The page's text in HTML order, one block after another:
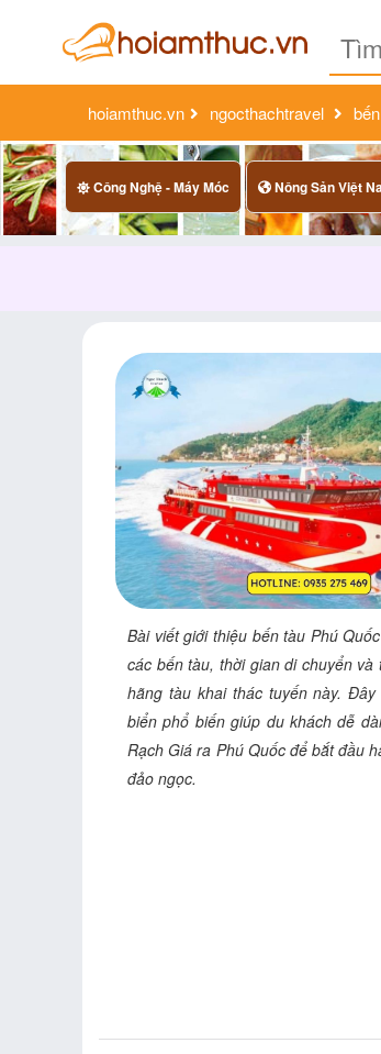
hoiamthuc.vn ngocthachtravel
Công Nghệ - Máy Móc Nông Sản Việt
Bài viết giới thiệu bến tàu Phú
các bến tàu, thời gian di chuyển và
hãng tàu khai thác tuyến này.
biển phổ biến giúp du khách dễ
Rạch Giá ra Phú Quốc để bắt đầu
đảo ngọc.